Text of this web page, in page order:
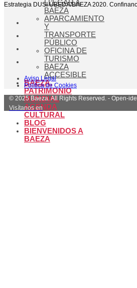
LLEGAR A
BAEZA
APARCAMIENTO
Y
TRANSPORTE
PÚBLICO
OFICINA DE
TURISMO
BAEZA
ACCESIBLE
BAEZA,
PATRIMONIO
MUNDIAL
AGENDA
CULTURAL
BLOG
BIENVENIDOS A
BAEZA
Estrategia DUSI ÚBEDA/BAEZA 2020.
Aviso Legal
Política de Cookies
© 2025 Baeza. All Rights Reserved. - Open-
Visítanos en